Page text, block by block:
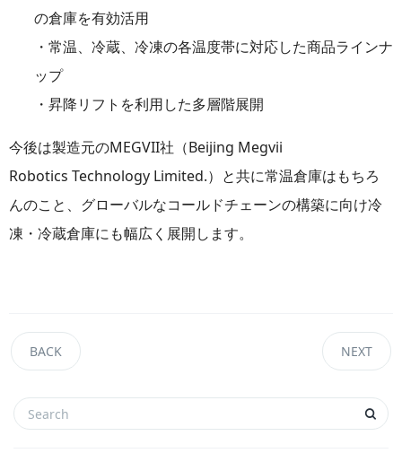
の倉庫を有効活用
・常温、冷蔵、冷凍の各温度帯に対応した商品ラインナ
ップ
・昇降リフトを利用した多層階展開
今後は製造元のMEGVII社（Beijing Megvii
Robotics Technology Limited.）と共に常温倉庫はもちろ
んのこと、グローバルなコールドチェーンの構築に向け冷
凍・冷蔵倉庫にも幅広く展開します。
BACK NEXT